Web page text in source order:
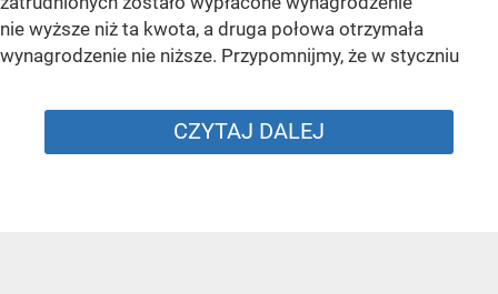
nie wyższe niż ta kwota, a druga połowa otrzymała
wynagrodzenie nie niższe. Przypomnijmy, że w styczniu
CZYTAJ DALEJ